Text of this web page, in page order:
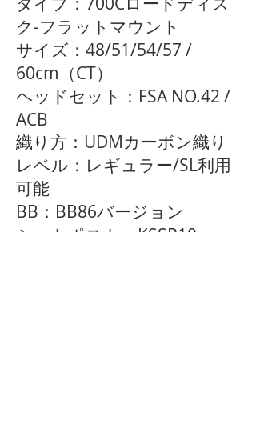
ク-フラットマウント
サイズ：48/51/54/57 /
60cm（CT）
ヘッドセット：FSA NO.42 /
ACB
織り方：UDMカーボン織り
レベル：レギュラー/SL利用
可能
BB：BB86バージョン
シートポスト：KSSP10